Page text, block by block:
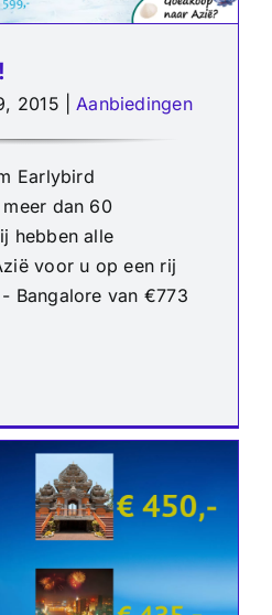
2015 Aanbiedingen
Earlybird
dan 60
hebben alle
voor u op een rij
Bangalore van €773